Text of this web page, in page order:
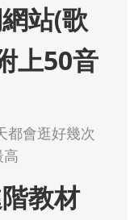
站(歌
上50音
都會逛好幾次
教材